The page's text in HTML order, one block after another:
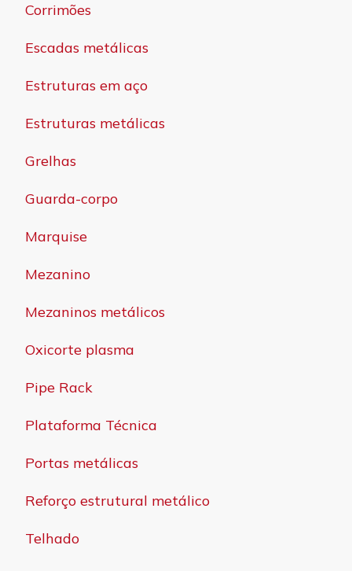
Corrimões
Escadas metálicas
Estruturas em aço
Estruturas metálicas
Grelhas
Guarda-corpo
Marquise
Mezanino
Mezaninos metálicos
Oxicorte plasma
Pipe Rack
Plataforma Técnica
Portas metálicas
Reforço estrutural metálico
Telhado